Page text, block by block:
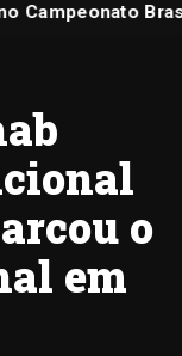
Campeonato
o
em